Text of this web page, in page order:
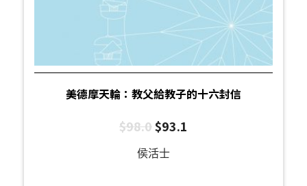
美德摩天輪：教父給教子的十六封信
$98.0$93.1
侯活士